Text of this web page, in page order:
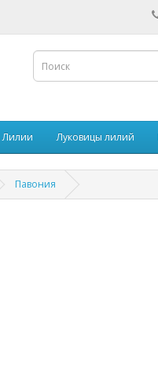
Лилии Луковицы лилий
Павония